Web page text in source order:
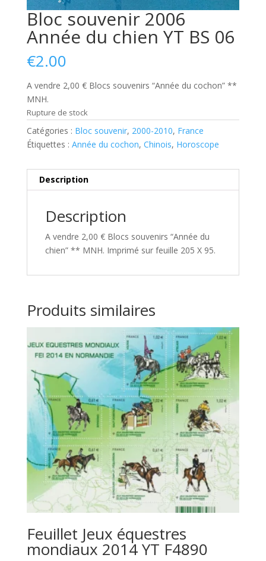
Bloc souvenir 2006
Année du chien YT BS 06
€2.00
A vendre 2,00 € Blocs souvenirs “Année du cochon” **
MNH.
Rupture de stock
Catégories : Bloc souvenir, 2000-2010, France
Étiquettes : Année du cochon, Chinois, Horoscope
Description
Description
A vendre 2,00 € Blocs souvenirs “Année du
chien” ** MNH. Imprimé sur feuille 205 X 95.
Produits similaires
Feuillet Jeux équestres
mondiaux 2014 YT F4890